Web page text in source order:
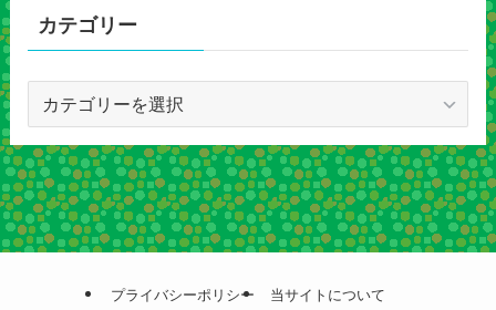
カテゴリー
ゴ
リ
ー
プライバシーポリシー 当サイトについて